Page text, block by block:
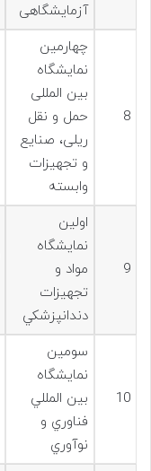
آزمایشگاهی
8
چهارمین
نمایشگاه
بین المللی
حمل و نقل
ریلی، صنایع
و تجهیزات
وابسته
9
اولین
نمايشگاه
مواد و
تجهیزات
دندانپزشكي
10
سومين
نمايشگاه
بين المللي
فناوري و
نوآوري